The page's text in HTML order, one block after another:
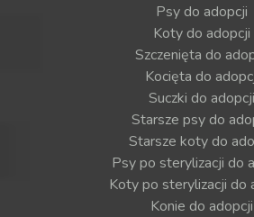
Psy do adopcji
Koty do adopcji
Szczenięta do
Kocięta do
Suczki do adopcji
Starsze psy do
Starsze koty do
Psy po sterylizacji do
Koty po sterylizacji do
Konie do adopcji